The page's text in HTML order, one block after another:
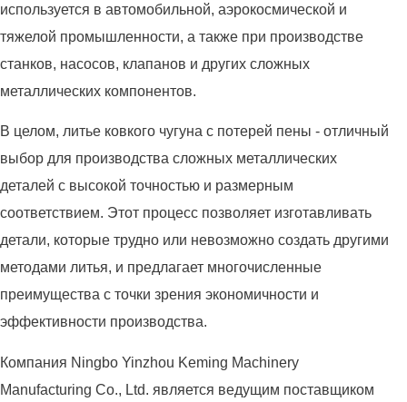
используется в автомобильной, аэрокосмической и
тяжелой промышленности, а также при производстве
станков, насосов, клапанов и других сложных
металлических компонентов.
В целом, литье ковкого чугуна с потерей пены - отличный
выбор для производства сложных металлических
деталей с высокой точностью и размерным
соответствием. Этот процесс позволяет изготавливать
детали, которые трудно или невозможно создать другими
методами литья, и предлагает многочисленные
преимущества с точки зрения экономичности и
эффективности производства.
Компания Ningbo Yinzhou Keming Machinery
Manufacturing Co., Ltd. является ведущим поставщиком